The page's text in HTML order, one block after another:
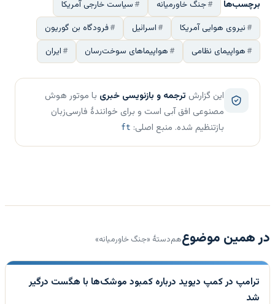
برچسب‌ها جنگ خاورمیانه
سیاست خارجی آمریکا
نیروی هوایی آمریکا
اسرائیل
فرودگاه بن گوریون
هواپیمای نظامی
هواپیماهای سوخت‌رسان ایران
این گزارش ترجمه و بازنویسی خبری با موتور هوش
مصنوعی افق آبی است و برای خوانندهٔ فارسی‌زبان
بازتنظیم شده. منبع اصلی: ft
در همین موضوعهم‌دستهٔ «جنگ خاورمیانه»
ترامپ در کمپ دیوید درباره کمبود موشک‌ها با هگست درگیر
شد